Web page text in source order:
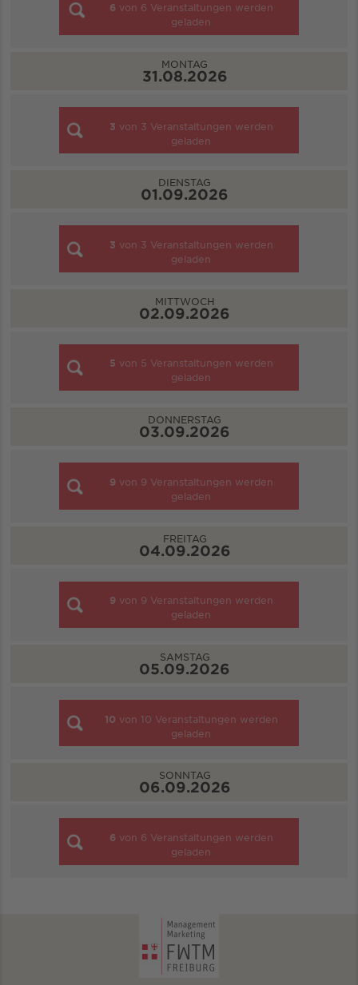
6 von 6 Veranstaltungen werden
geladen
MONTAG
31.08.2026
3 von 3 Veranstaltungen werden
geladen
DIENSTAG
01.09.2026
3 von 3 Veranstaltungen werden
geladen
MITTWOCH
02.09.2026
5 von 5 Veranstaltungen werden
geladen
DONNERSTAG
03.09.2026
9 von 9 Veranstaltungen werden
geladen
FREITAG
04.09.2026
9 von 9 Veranstaltungen werden
geladen
SAMSTAG
05.09.2026
10 von 10 Veranstaltungen werden
geladen
SONNTAG
06.09.2026
6 von 6 Veranstaltungen werden
geladen